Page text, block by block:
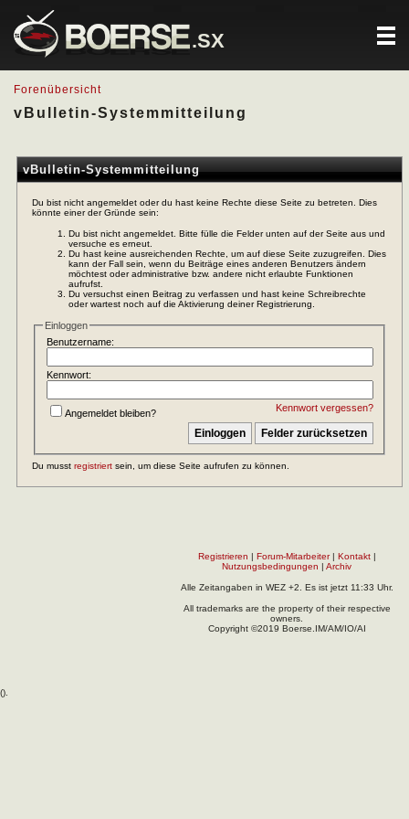
.SX
Forenübersicht
vBulletin-Systemmitteilung
vBulletin-Systemmitteilung
Du bist nicht angemeldet oder du hast keine Rechte diese Seite zu betreten. Dies
könnte einer der Gründe sein:
Du bist nicht angemeldet. Bitte fülle die Felder unten auf der Seite aus und
versuche es erneut.
Du hast keine ausreichenden Rechte, um auf diese Seite zuzugreifen. Dies
kann der Fall sein, wenn du Beiträge eines anderen Benutzers ändern
möchtest oder administrative bzw. andere nicht erlaubte Funktionen
aufrufst.
Du versuchst einen Beitrag zu verfassen und hast keine Schreibrechte
oder wartest noch auf die Aktivierung deiner Registrierung.
Einloggen
Benutzername:
Kennwort:
Kennwort vergessen?
Angemeldet bleiben?
Du musst registriert sein, um diese Seite aufrufen zu können.
Registrieren | Forum-Mitarbeiter| Kontakt|
Nutzungsbedingungen | Archiv
Alle Zeitangaben in WEZ +2. Es ist jetzt 11:33 Uhr.
All trademarks are the property of their respective
owners.
Copyright ©2019 Boerse.IM/AM/IO/AI
().